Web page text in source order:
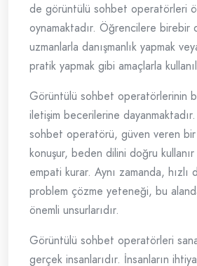
de görüntülü sohbet operatörleri
oynamaktadır. Öğrencilere birebir
uzmanlarla danışmanlık yapmak
pratik yapmak gibi amaçlarla
Görüntülü sohbet operatörlerinin
iletişim becerilerine
sohbet operatörü, güven veren
konuşur, beden dilini doğru
empati kurar. Aynı zamanda, hızlı
problem çözme yeteneği, bu
önemli unsurlarıdır.
Görüntülü sohbet operatörleri
gerçek insanlarıdır. İnsanların